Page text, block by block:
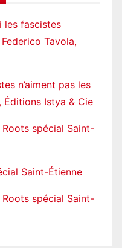
les fascistes
Tavola,
n’aiment pas les
Éditions Istya & Cie
spécial Saint-
Saint-Étienne
spécial Saint-